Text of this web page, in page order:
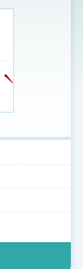
示
ˋ